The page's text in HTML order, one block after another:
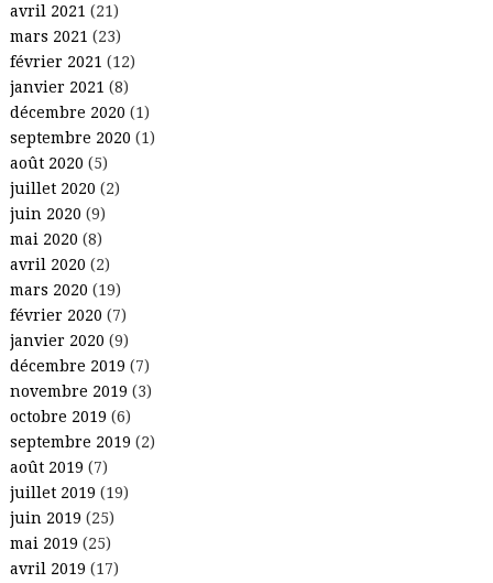
avril 2021 (21)
mars 2021 (23)
février 2021 (12)
janvier 2021 (8)
décembre 2020 (1)
septembre 2020 (1)
août 2020 (5)
juillet 2020 (2)
juin 2020 (9)
mai 2020 (8)
avril 2020 (2)
mars 2020 (19)
février 2020 (7)
janvier 2020 (9)
décembre 2019 (7)
novembre 2019 (3)
octobre 2019 (6)
septembre 2019 (2)
août 2019 (7)
juillet 2019 (19)
juin 2019 (25)
mai 2019 (25)
avril 2019 (17)